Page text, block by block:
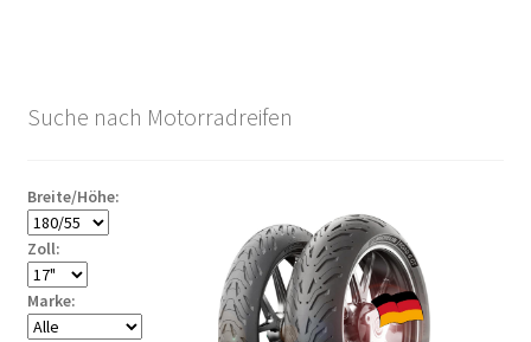
Suche nach Motorradreifen
Breite/Höhe:
Zoll:
Marke: